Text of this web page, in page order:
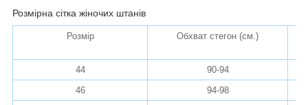
Розмірна сітка жіночих штанів
Розмір Обхват стегон (см.)
44
90-94
46
94-98